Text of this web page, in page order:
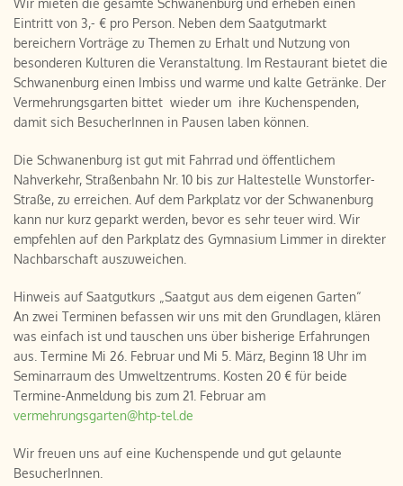
Wir mieten die gesamte Schwanenburg und erheben einen
Eintritt von 3,- € pro Person. Neben dem Saatgutmarkt
bereichern Vorträge zu Themen zu Erhalt und Nutzung von
besonderen Kulturen die Veranstaltung. Im Restaurant bietet die
Schwanenburg einen Imbiss und warme und kalte Getränke. Der
Vermehrungsgarten bittet wieder um ihre Kuchenspenden,
damit sich BesucherInnen in Pausen laben können.
Die Schwanenburg ist gut mit Fahrrad und öffentlichem
Nahverkehr, Straßenbahn Nr. 10 bis zur Haltestelle Wunstorfer-
Straße, zu erreichen. Auf dem Parkplatz vor der Schwanenburg
kann nur kurz geparkt werden, bevor es sehr teuer wird. Wir
empfehlen auf den Parkplatz des Gymnasium Limmer in direkter
Nachbarschaft auszuweichen.
Hinweis auf Saatgutkurs „Saatgut aus dem eigenen Garten“
An zwei Terminen befassen wir uns mit den Grundlagen, klären
was einfach ist und tauschen uns über bisherige Erfahrungen
aus. Termine Mi 26. Februar und Mi 5. März, Beginn 18 Uhr im
Seminarraum des Umweltzentrums. Kosten 20 € für beide
Termine-Anmeldung bis zum 21. Februar am
vermehrungsgarten@htp-tel.de
Wir freuen uns auf eine Kuchenspende und gut gelaunte
BesucherInnen.